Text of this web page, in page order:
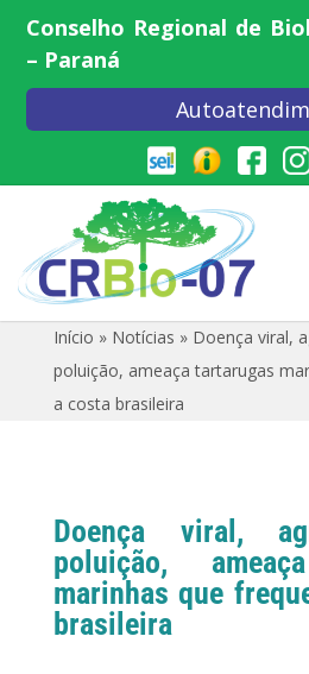
Conselho Regional de
– Paraná
Início » Notícias » Doença viral,
poluição, ameaça tartarugas
a costa brasileira
Doença viral,
poluição,
marinhas que
brasileira